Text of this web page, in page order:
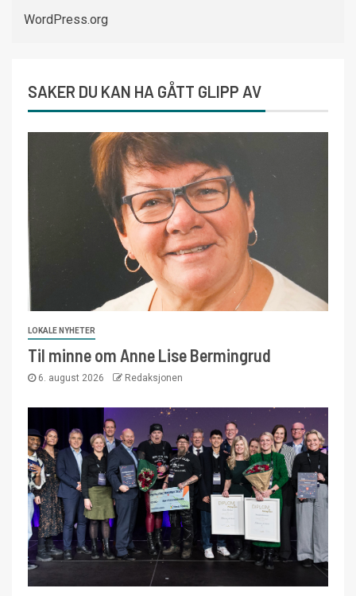
WordPress.org
SAKER DU KAN HA GÅTT GLIPP AV
LOKALE NYHETER
Til minne om Anne Lise Bermingrud
6. august 2026 Redaksjonen